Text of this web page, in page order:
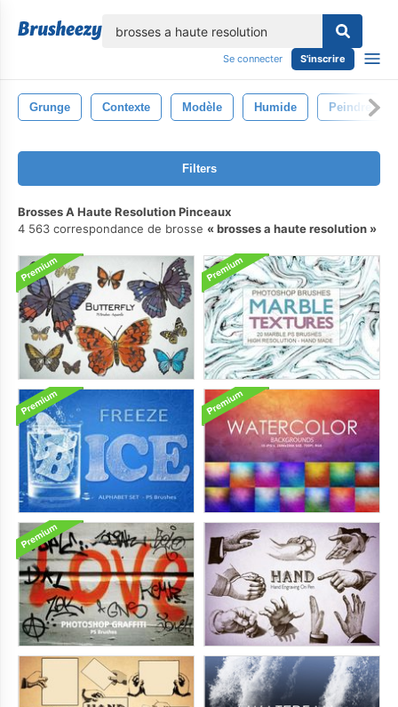
Se connecter S'inscrire
Grunge Contexte Modèle Humide Peindre
Filters
Brosses A Haute Resolution Pinceaux
4 563 correspondance de brosse
brosses a haute resolution